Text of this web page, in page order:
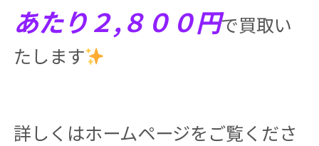
あたり２,８００円で買取い
たします
詳しくはホームページをご覧くださ